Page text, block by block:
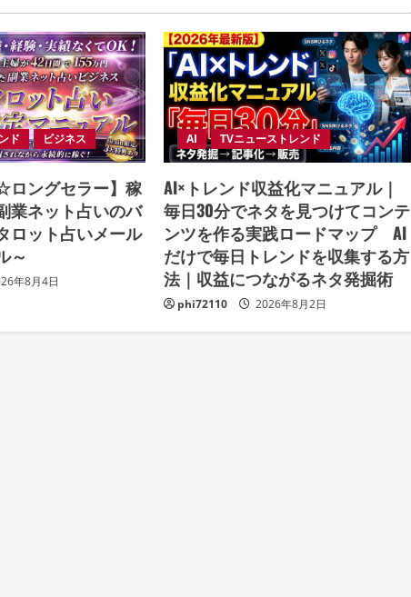
ド ビジネス
ロングセラー】稼
業ネット占いのバ
ロット占いメール
～
年8月4日
AI TVニューストレンド
AI×トレンド収益化マニュアル｜
毎日30分でネタを見つけてコンテ
ンツを作る実践ロードマップ AI
だけで毎日トレンドを収集する方
法｜収益につながるネタ発掘術
phi72110 2026年8月2日